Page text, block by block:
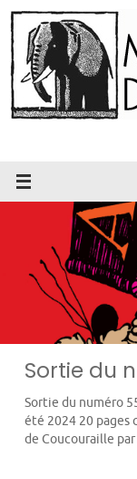
Passer
au
contenu
Sortie du
Sortie du numéro
été 2024 20 pages
de Coucouraille par